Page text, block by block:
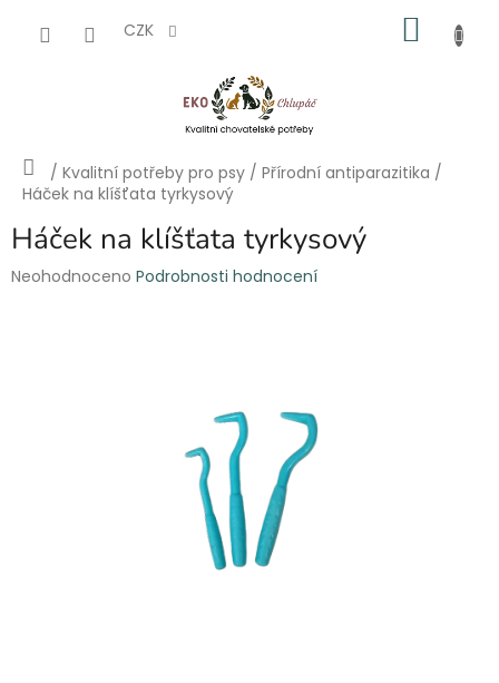
CZK
Domů
/ Kvalitní potřeby pro psy / Přírodní antiparazitika /
Háček na klíšťata tyrkysový
Háček na klíšťata tyrkysový
Průměrné
Neohodnoceno Podrobnosti hodnocení